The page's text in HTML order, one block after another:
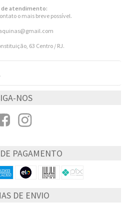
de atendimento:
o mais breve possível.
63 Centro / RJ.
NOS
PAGAMENTO
DE ENVIO